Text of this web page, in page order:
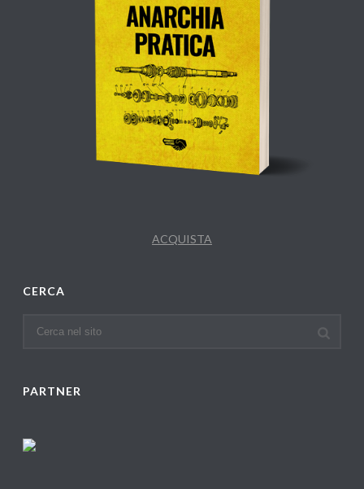
ACQUISTA
CERCA
PARTNER